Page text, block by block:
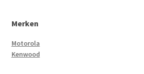
Merken
Motorola
Kenwood